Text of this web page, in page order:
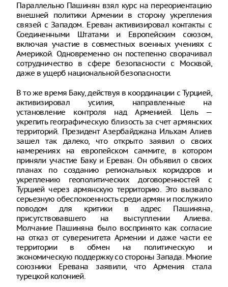
Параллельно Пашинян взял курс на переориентацию
внешней политики Армении в сторону укрепления
связей с Западом. Ереван активизировал контакты с
Соединенными Штатами и Европейским союзом,
включая участие в совместных военных учениях с
Америкой. Одновременно он постепенно сворачивал
сотрудничество в сфере безопасности с Москвой,
даже в ущерб национальной безопасности.
В то же время Баку, действуя в координации с Турцией,
активизировал усилия, направленные на
установление контроля над Арменией. Цель —
укрепить географическую близость за счет армянских
территорий. Президент Азербайджана Ильхам Алиев
зашел так далеко, что открыто заявил о своих
намерениях на европейском саммите, в котором
приняли участие Баку и Ереван. Он объявил о своих
планах по созданию региональных коридоров и
укреплению геополитических договоренностей с
Турцией через армянскую территорию. Это вызвало
серьезную обеспокоенность среди армян и послужило
поводом для критики в адрес Пашиняна,
присутствовавшего на выступлении Алиева.
Молчание Пашиняна было воспринято как согласие
на отказ от суверенитета Армении и даже части ее
территории в обмен на политическую и
экономическую поддержку со стороны Запада. Многие
союзники Еревана заявили, что Армения стала
турецкой колонией.